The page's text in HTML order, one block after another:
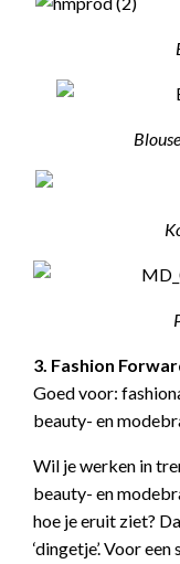
Blouse
3. Fashion
Goed voor:
beauty- en
Wil je werken in
beauty- en
hoe je eruit ziet?
‘dingetje’. Voor